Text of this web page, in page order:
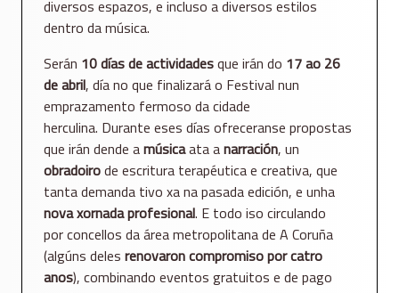
diversos espazos, e incluso a diversos estilos
dentro da música.
Serán 10 días de actividadesque irán do 17 ao 26
de abril, día no que finalizará o Festival nun
emprazamento fermoso da cidade
herculina. Durante eses días ofreceranse propostas
que irán dende amúsicaata anarración, un
obradoirode escritura terapéutica e creativa, que
tanta demanda tivo xa na pasada edición, e unha
nova xornada profesional. E todo iso circulando
por concellos da área metropolitana de A Coruña
(algúns deles renovaron compromiso por catro
anos), combinando eventos gratuitos e de pago